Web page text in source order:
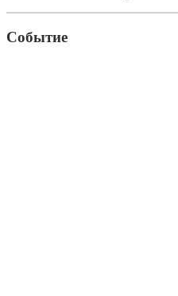
Событие